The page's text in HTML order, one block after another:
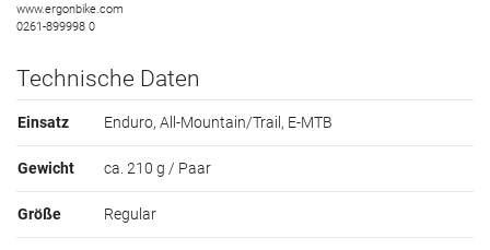
www.ergonbike.com
0261-899998 0
Technische Daten
Einsatz Enduro, All-Mountain/Trail, E-MTB
Gewicht ca. 210 g / Paar
Größe Regular